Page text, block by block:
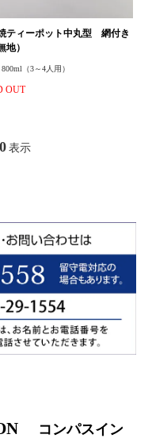
ティーポット中丸型 網付き
地）
（3～4人用）
OUT
表示
コンパスイン